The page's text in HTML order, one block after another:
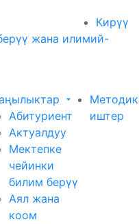
Кирүү
жана илимий-
Абитуриент
Актуалдуу
Мектепке
чейинки
билим берүү
Аял жана
коом
иштер